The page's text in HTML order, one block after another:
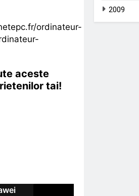
ordinateur-
aceste
tai!
2009